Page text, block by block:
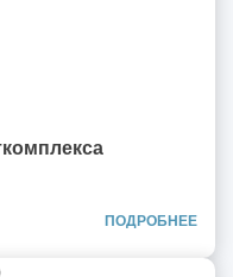
ПОДРОБНЕЕ